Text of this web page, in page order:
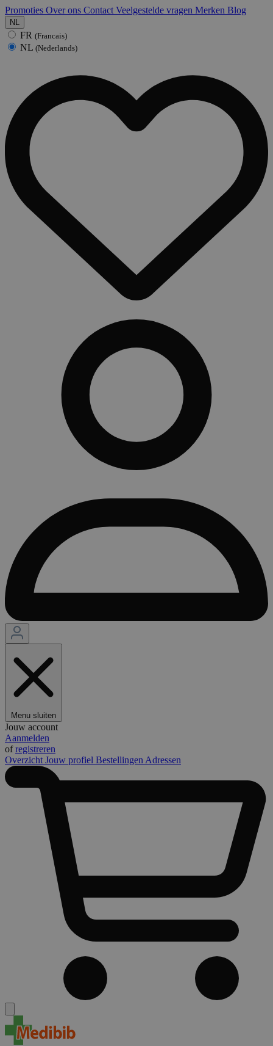
Promoties Over ons Contact Veelgestelde vragen Merken Blog
NL
FR (Francais)
NL (Nederlands)
Menu sluiten
Jouw account
Aanmelden
ofregistreren
Overzicht Jouw profiel Bestellingen Adressen